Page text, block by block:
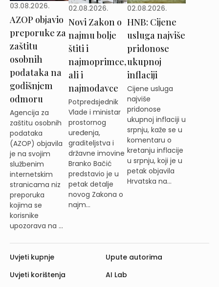
03.08.2026.
AZOP objavio
preporuke za
zaštitu
osobnih
podataka na
godišnjem
odmoru
Agencija za
zaštitu osobnih
podataka
(AZOP) objavila
je na svojim
službenim
internetskim
stranicama niz
preporuka
kojima se
korisnike
upozorava na ...
02.08.2026.
Novi Zakon o
najmu bolje
štiti i
najmoprimce,
ali i
najmodavce
Potpredsjednik
Vlade i ministar
prostornog
uređenja,
graditeljstva i
državne imovine
Branko Bačić
predstavio je u
petak detalje
novog Zakona o
najm...
02.08.2026.
HNB: Cijene
usluga najviše
pridonose
ukupnoj
inflaciji
Cijene usluga
najviše
pridonose
ukupnoj inflaciji u
srpnju, kaže se u
komentaru o
kretanju inflacije
u srpnju, koji je u
petak objavila
Hrvatska na...
Uvjeti kupnje
Uvjeti korištenja
Upute autorima
AI Lab